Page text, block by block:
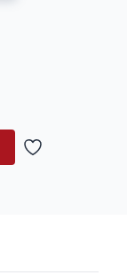
Dodaj u